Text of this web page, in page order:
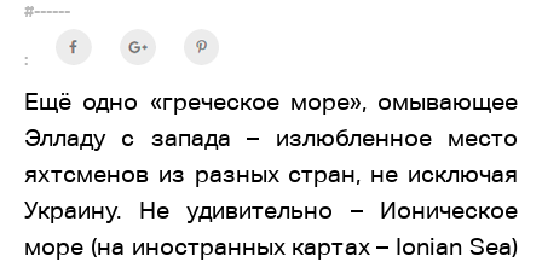
#------
:
Ещё одно «греческое море», омывающее
Элладу с запада – излюбленное место
яхтсменов из разных стран, не исключая
Украину. Не удивительно – Ионическое
море (на иностранных картах – Ionian Sea)